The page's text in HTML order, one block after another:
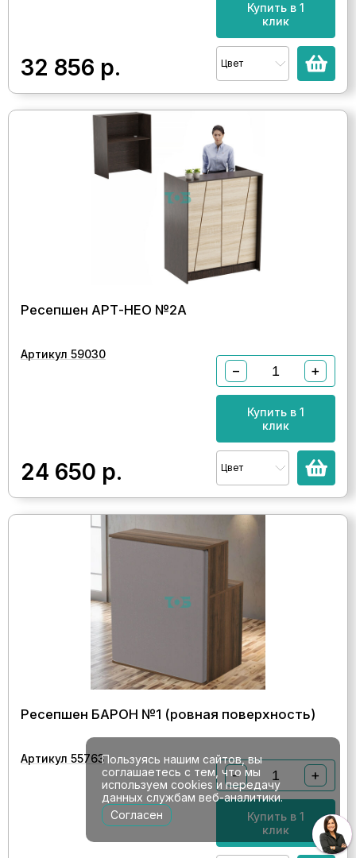
32 856 р.
Купить в 1
клик
Цвет
Ресепшен АРТ-НЕО №2А
Артикул 59030
24 650 р.
− +
Купить в 1
клик
Цвет
Ресепшен БАРОН №1 (ровная поверхность)
Артикул 55763
− +
Купить в 1
клик
Пользуясь нашим сайтов, вы
соглашаетесь с тем, что мы
используем cookies и передачу
данных службам веб-аналитики.
Согласен